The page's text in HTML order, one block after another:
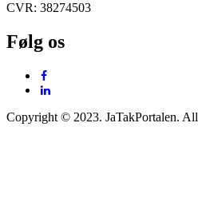
CVR: 38274503
Følg os
Copyright © 2023. JaTakPortalen.